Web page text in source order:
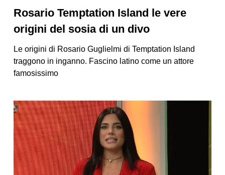
Rosario Temptation Island le vere
origini del sosia di un divo
Le origini di Rosario Guglielmi di Temptation Island
traggono in inganno. Fascino latino come un attore
famosissimo